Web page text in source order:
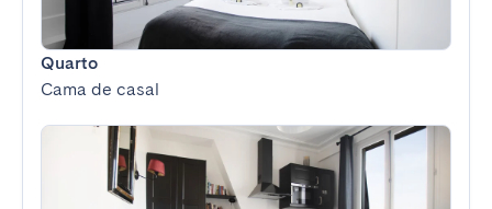
Quarto
Cama de casal